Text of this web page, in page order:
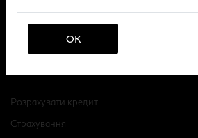
Правила повернення і відшкодування
Розрахувати кредит
Страхування
ОК